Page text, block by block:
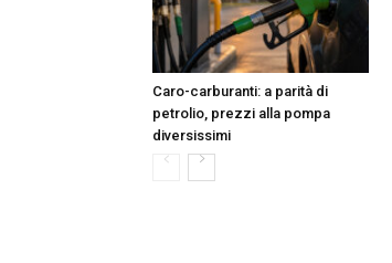
Caro-carburanti: a parità di
petrolio, prezzi alla pompa
diversissimi